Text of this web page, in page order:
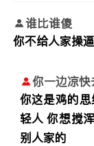
谁比谁傻
你不给人家操
你一边凉快
你这是鸡的
轻人 你想搅
别人家的